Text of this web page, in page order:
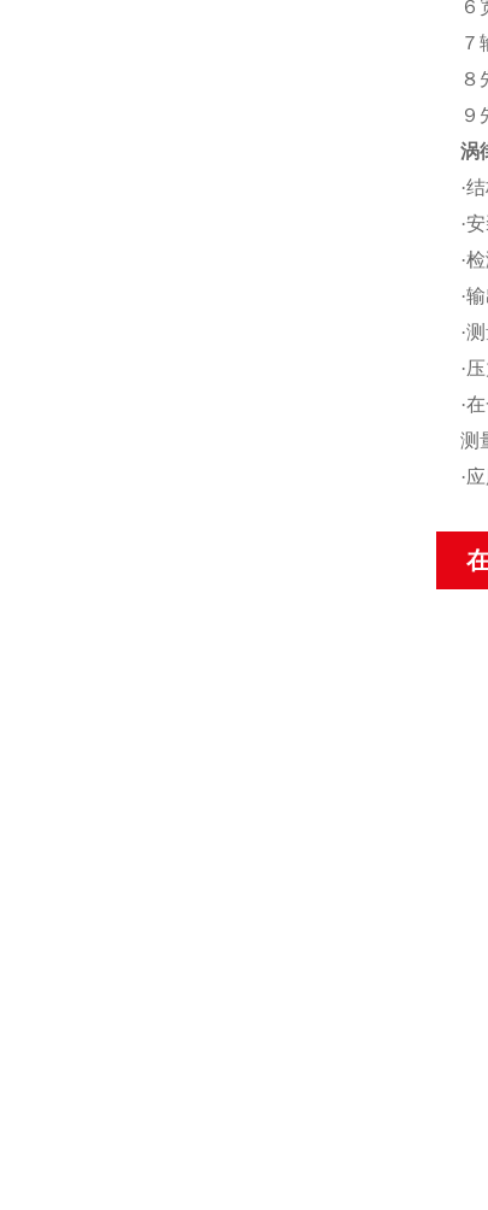
６
７
８
９
涡
·
·
·
·
·
·
·
测
·